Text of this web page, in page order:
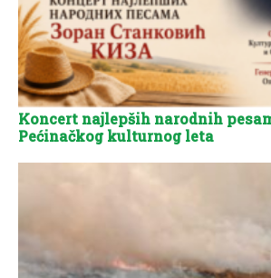
Koncert najlepših narodnih
Pećinačkog kulturnog leta